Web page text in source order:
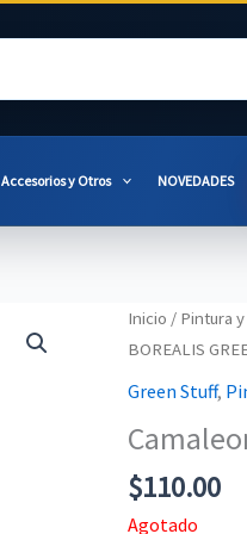
Accesorios y Otros NOVEDADES
Inicio / Pintura
BOREALIS
Green Stuff,
$110.00
Agotado